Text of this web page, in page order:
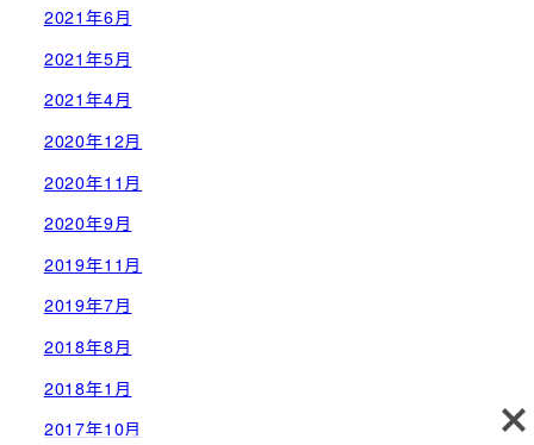
2021年6月
2021年5月
2021年4月
2020年12月
2020年11月
2020年9月
2019年11月
2019年7月
2018年8月
2018年1月
2017年10月